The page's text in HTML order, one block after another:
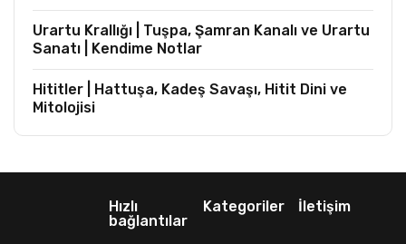
Urartu Krallığı | Tuşpa, Şamran Kanalı ve Urartu
Sanatı | Kendime Notlar
Hititler | Hattuşa, Kadeş Savaşı, Hitit Dini ve
Mitolojisi
Hızlı
bağlantılar
Kategoriler İletişim